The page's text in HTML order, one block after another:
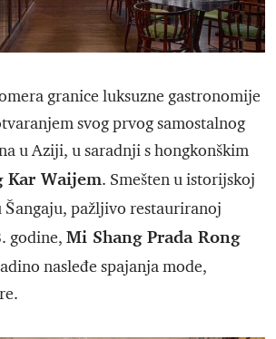
granice luksuzne gastronomije
svog prvog samostalnog
u Aziji, u saradnji s hongkonškim
Kar Waijem. Smešten u istorijskoj
Šangaju, pažljivo restauriranoj
godine, Mi Shang Prada Rong
nasleđe spajanja mode,